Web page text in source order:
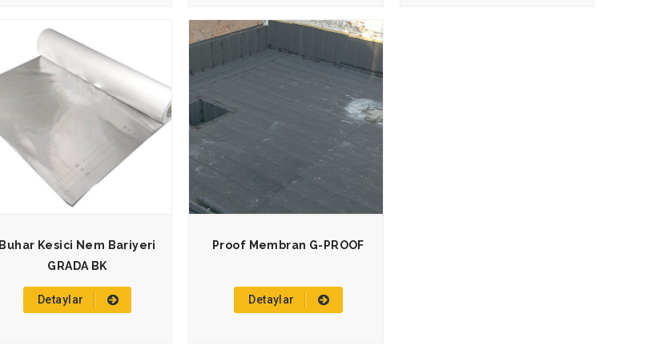
Buhar Kesici Nem Bariyeri
GRADA BK
Detaylar
Proof Membran G-PROOF
Detaylar